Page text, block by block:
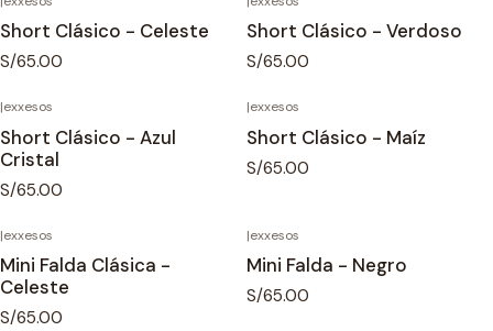
Short Clásico - Celeste
S/65.00
Short Clásico - Verdoso
S/65.00
|exxesos
Short Clásico - Azul
Cristal
S/65.00
|exxesos
Short Clásico - Maíz
S/65.00
|exxesos
Mini Falda Clásica -
Celeste
S/65.00
|exxesos
Mini Falda - Negro
S/65.00